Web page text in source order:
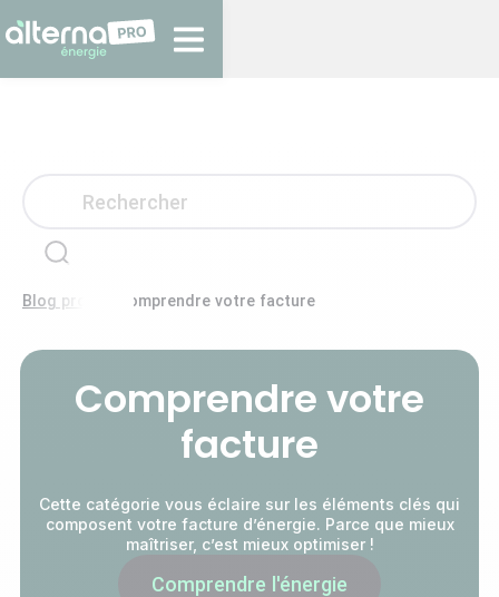
Blog pro Comprendre votre facture
Comprendre votre
facture
Cette catégorie vous éclaire sur les éléments clés qui
composent votre facture d’énergie. Parce que mieux
maîtriser, c’est mieux optimiser !
Comprendre l'énergie